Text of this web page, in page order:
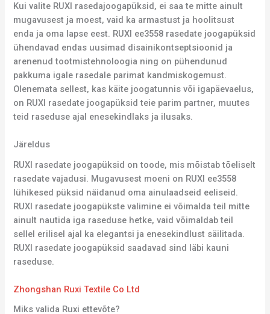
Kui valite RUXI rasedajoogapüksid, ei saa te mitte ainult
mugavusest ja moest, vaid ka armastust ja hoolitsust
enda ja oma lapse eest. RUXI ee3558 rasedate joogapüksid
ühendavad endas uusimad disainikontseptsioonid ja
arenenud tootmistehnoloogia ning on pühendunud
pakkuma igale rasedale parimat kandmiskogemust.
Olenemata sellest, kas käite joogatunnis või igapäevaelus,
on RUXI rasedate joogapüksid teie parim partner, muutes
teid raseduse ajal enesekindlaks ja ilusaks.
Järeldus
RUXI rasedate joogapüksid on toode, mis mõistab tõeliselt
rasedate vajadusi. Mugavusest moeni on RUXI ee3558
lühikesed püksid näidanud oma ainulaadseid eeliseid.
RUXI rasedate joogapükste valimine ei võimalda teil mitte
ainult nautida iga raseduse hetke, vaid võimaldab teil
sellel erilisel ajal ka elegantsi ja enesekindlust säilitada.
RUXI rasedate joogapüksid saadavad sind läbi kauni
raseduse.
Zhongshan Ruxi Textile Co Ltd
Miks valida Ruxi ettevõte?